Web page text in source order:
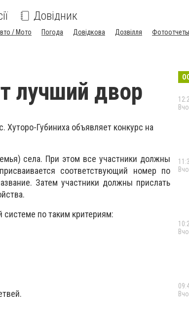
Довідник
/ Мото Погода Довідкова Дозвілля Фотоотчеты
лучший двор
Хуторо-Губиниха объявляет конкурс на
села. При этом все участники должны
соответствующий номер по
Затем участники должны прислать
системе по таким критериям: